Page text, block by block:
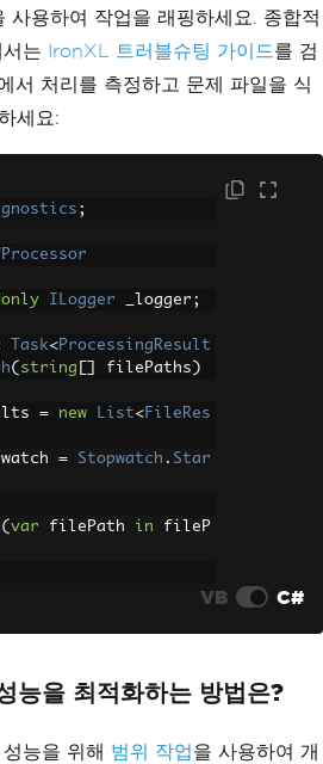
용하여 작업을 래핑하세요. 종합적
는 IronXL 트러블슈팅 가이드를 검
서 처리를 측정하고 문제 파일을 식
세요:
;
ILogger _logger ;
Task<ProcessingResult
( string filePaths )
= new List<FileRes
= Stopwatch . Star
( var filePath in fileP
var workbook =
WorkBoo
);
VB C#
능을 최적화하는 방법은?
능을 위해 범위 작업을 사용하여 개